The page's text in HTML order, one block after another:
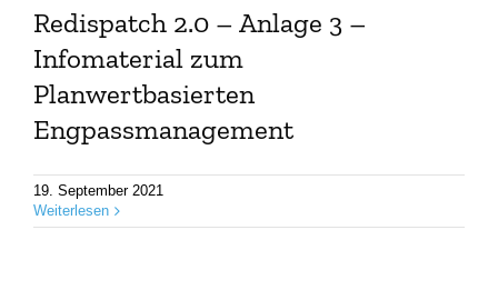
Redispatch 2.0 – Anlage 3 –
Infomaterial zum
Planwertbasierten
Engpassmanagement
19. September 2021
Weiterlesen